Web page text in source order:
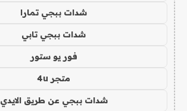
شدات ببجي تمارا
شدات ببجي تابي
فور يو ستور
متجر 4u
شدات ببجي عن طريق الايدي